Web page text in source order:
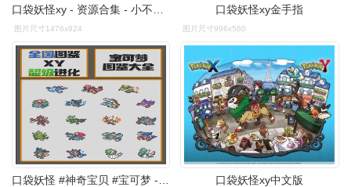
口袋妖怪xy - 资源合集 - 小不点搜索
图片尺寸1476x924
口袋妖怪xy金手指
图片尺寸996x560
口袋妖怪xy中文版